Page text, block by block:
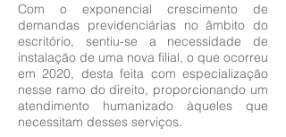
Com o exponencial crescimento de
demandas previdenciárias no âmbito do
escritório, sentiu-se a necessidade de
instalação de uma nova filial, o que ocorreu
em 2020, desta feita com especialização
nesse ramo do direito, proporcionando um
atendimento humanizado àqueles que
necessitam desses serviços.